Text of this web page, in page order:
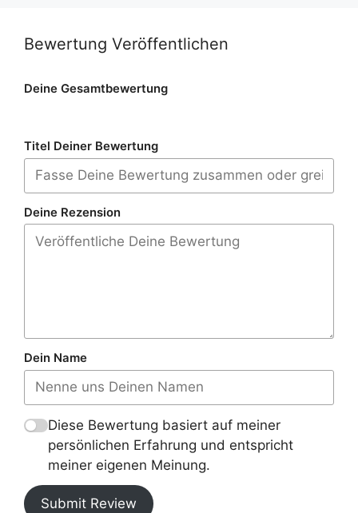
Bewertung Veröffentlichen
Deine Gesamtbewertung
Titel Deiner Bewertung
Deine Rezension
Dein Name
Diese Bewertung basiert auf meiner
persönlichen Erfahrung und entspricht
meiner eigenen Meinung.
Submit Review